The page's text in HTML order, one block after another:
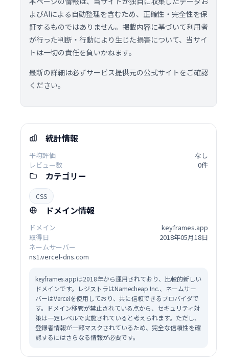
よびAIによる自動整理を含むため、正確性・完全性を保
証するものではありません。掲載内容に基づいて利用者
が行った判断・行動により生じた損害について、当サイ
トは一切の責任を負いかねます。
最新の詳細は必ずサービス提供元の公式サイトをご確認
ください。
統計情報
平均評価
なし
レビュー数
0件
カテゴリー
CSS
ドメイン情報
ドメイン
keyframes.app
取得日
2018年05月18日
ネームサーバー
ns1.vercel-dns.com
keyframes.appは2018年から運用されており、比較的新しい
ドメインです。レジストラはNamecheap Inc.、ネームサー
バーはVercelを使用しており、共に信頼できるプロバイダで
す。ドメイン移管が禁止されている点から、セキュリティ対
策は一定レベルで実施されていると考えられます。ただし、
登録者情報が一部マスクされているため、完全な信頼性を確
認するにはさらなる情報が必要です。